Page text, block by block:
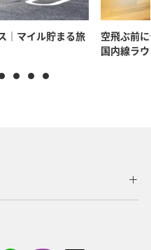
｜マイル貯まる旅
空飛ぶ前
国内線ラ